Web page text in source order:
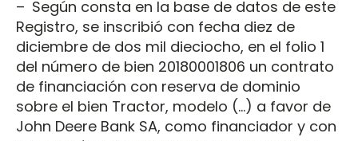
– Según consta en la base de datos de este
Registro, se inscribió con fecha diez de
diciembre de dos mil dieciocho, en el folio 1
del número de bien 20180001806 un contrato
de financiación con reserva de dominio
sobre el bien Tractor, modelo (…) a favor de
John Deere Bank SA, como financiador y con